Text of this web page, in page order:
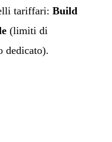
tariffari: Build
(limiti di
dedicato).